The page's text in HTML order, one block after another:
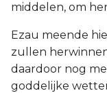
middelen, om
Ezau meende
zullen
daardoor nog
goddelijke